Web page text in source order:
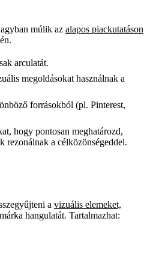
múlik az alapos piackutatáson
arculatát.
megoldásokat használnak a
forrásokból (pl. Pinterest,
hogy pontosan meghatározd,
rezonálnak a célközönségeddel.
a vizuális elemeket,
hangulatát. Tartalmazhat: